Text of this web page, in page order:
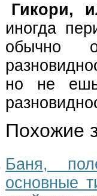
Гикори,
иногда
обычно
но не
Похожие
Баня,
основные